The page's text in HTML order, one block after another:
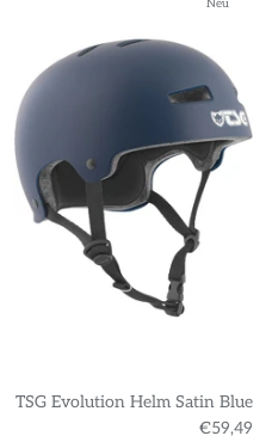
Neu
TSG Evolution Helm Satin Blue
€59,49